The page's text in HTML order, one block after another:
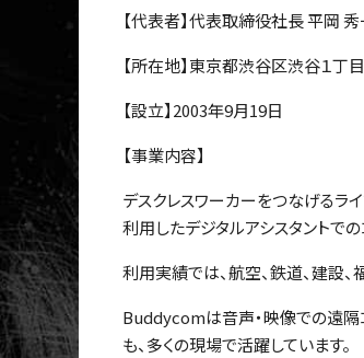
【代表者】代表取締役社長 平岡
【所在地】東京都渋谷区渋谷１丁
【設立】2003年9月19日
【事業内容】
デスクレスワーカーをつなげるラ
利用したデジタルアシスタントで
利用実績では、航空、鉄道、建設
Buddycomは音声・映像での遠隔
も、多くの現場で活躍しています。